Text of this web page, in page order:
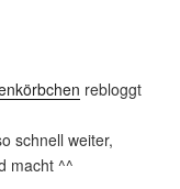
rebloggt
schnell weiter,
macht ^^